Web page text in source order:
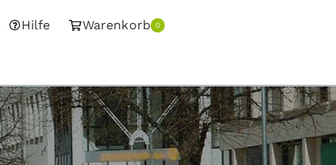
Hilfe Warenkorb 0